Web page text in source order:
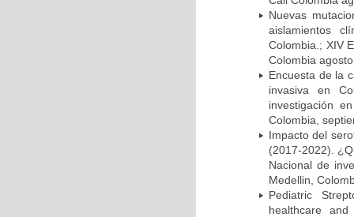
Nuevas
aislamientos
Colombia.; XIV
Colombia
Encuesta de la
invasiva en
investigación
Colombia,
Impacto del
(2017-2022).
Nacional de
Medellin,
Pediatric
healthcare and